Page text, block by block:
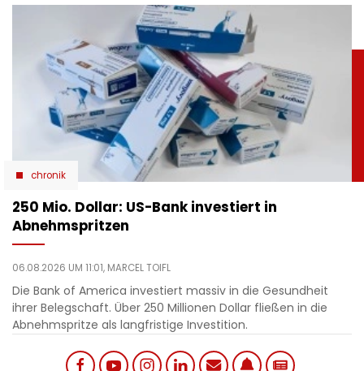
chronik
250 Mio. Dollar: US-Bank investiert in
Abnehmspritzen
06.08.2026 UM 11:01, MARCEL TOIFL
Die Bank of America investiert massiv in die Gesundheit
ihrer Belegschaft. Über 250 Millionen Dollar fließen in die
Abnehmspritze als langfristige Investition.